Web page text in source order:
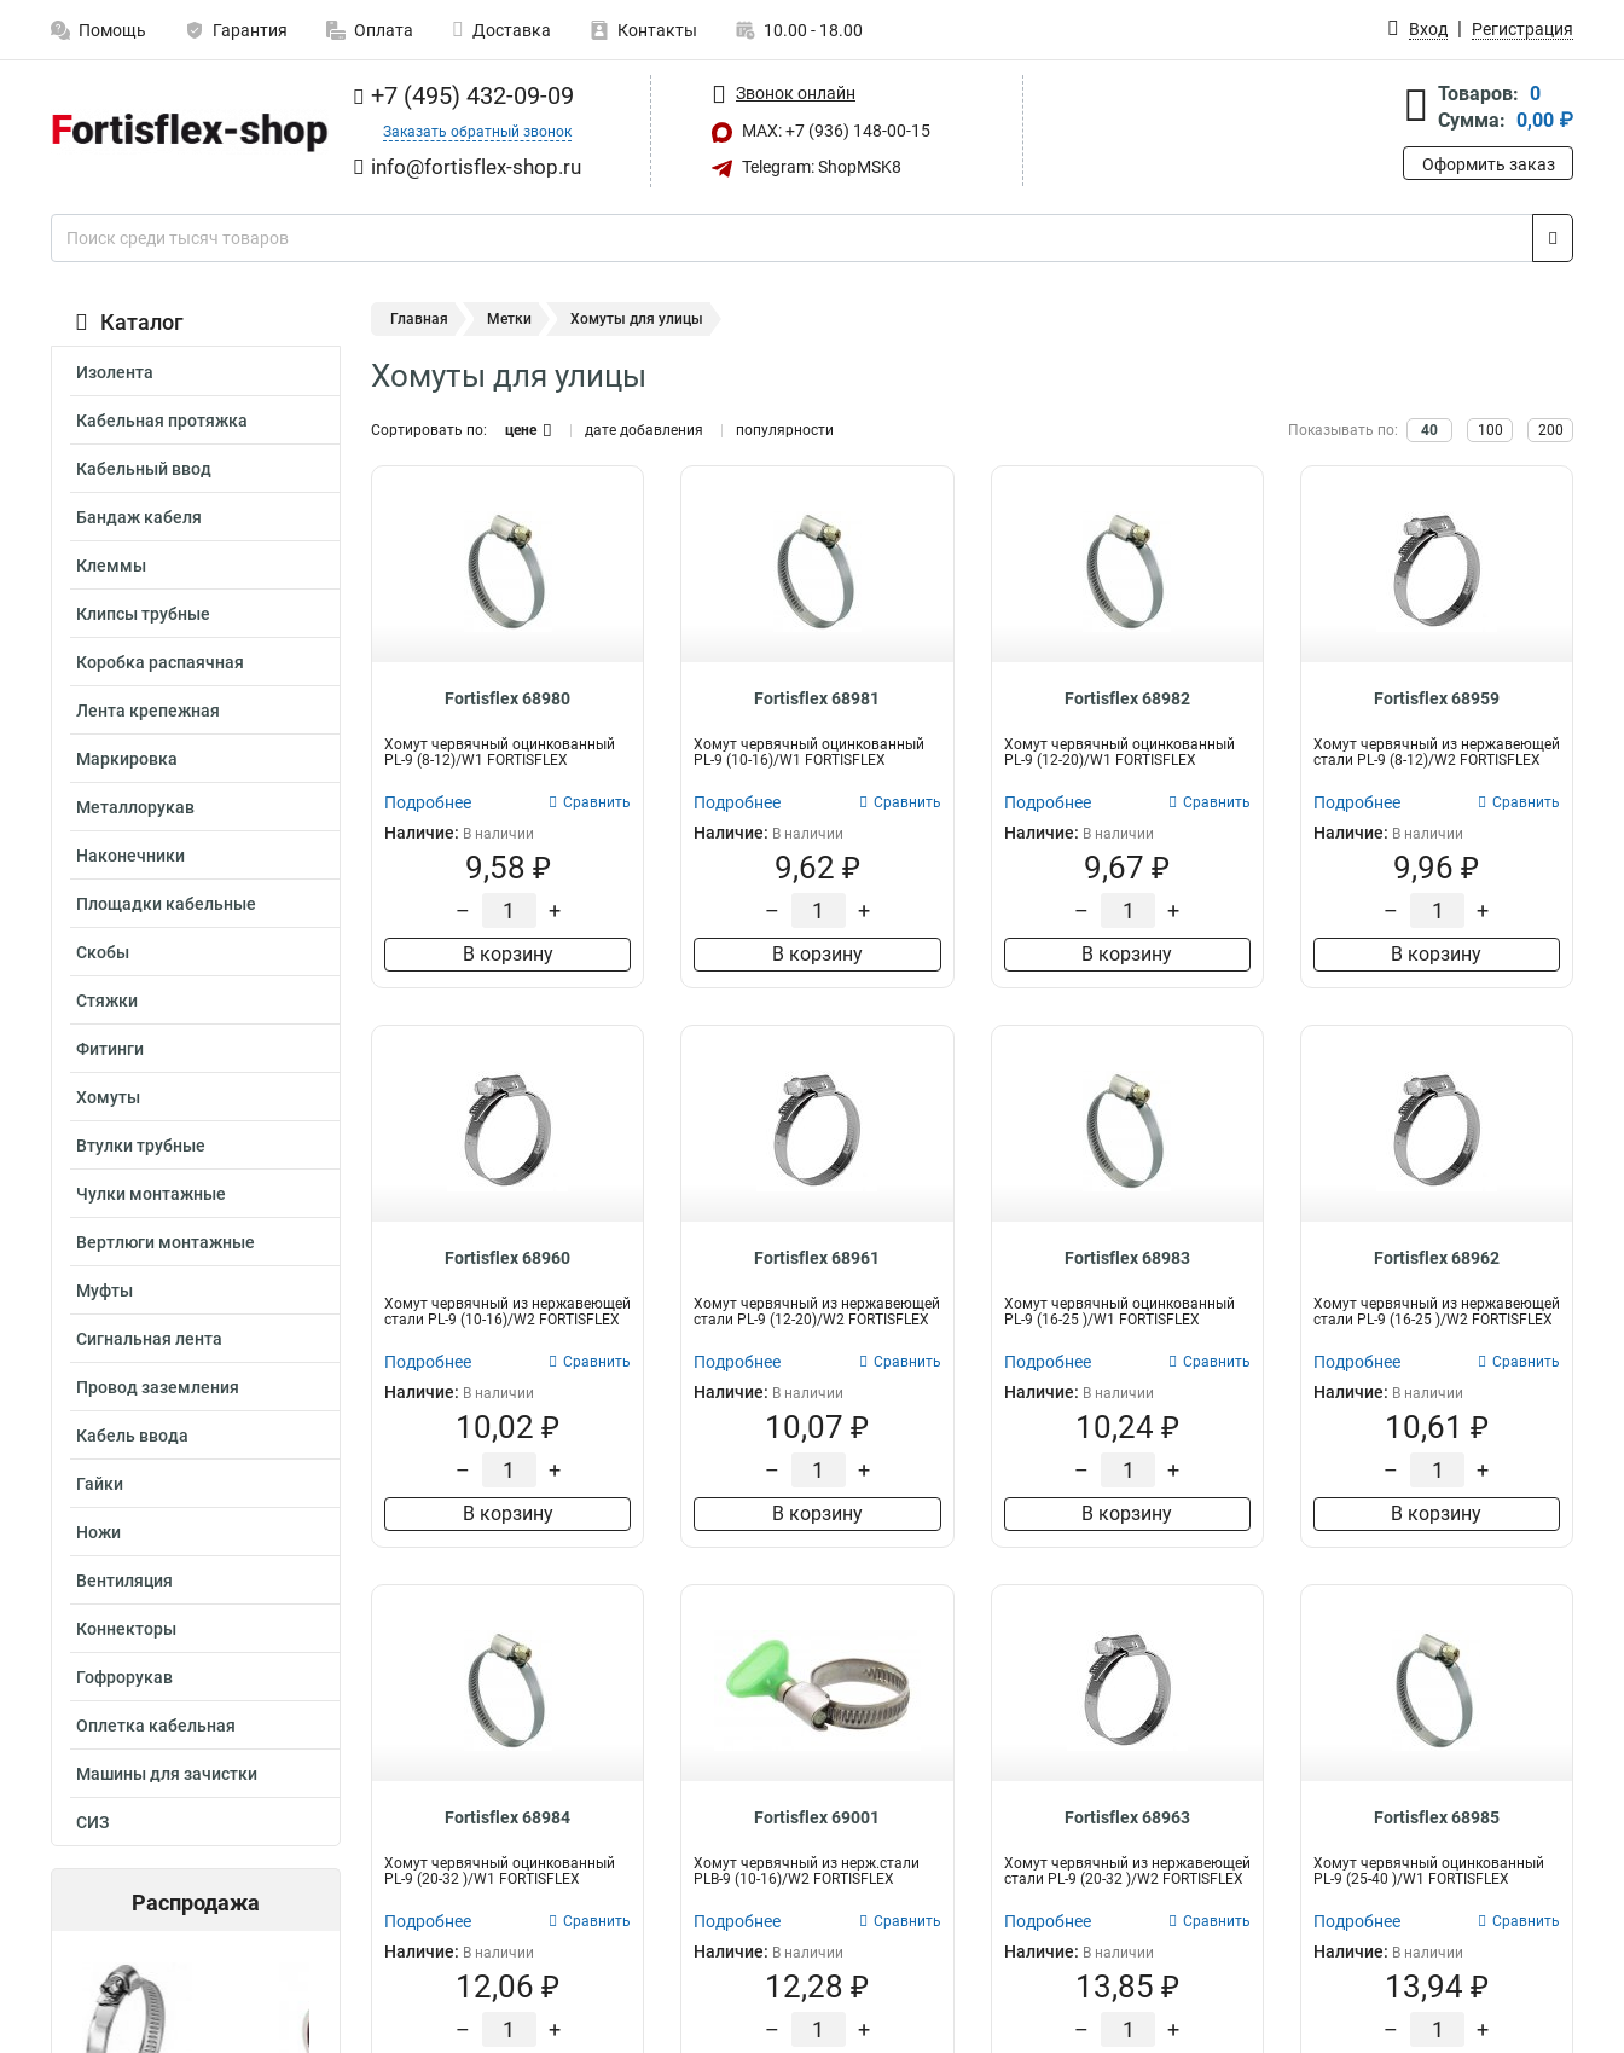
Помощь Гарантия Оплата Доставка Контакты 10.00 - 18.00 Вход Регистрация
+7 (495) 432-09-09
Заказать обратный звонок
info@fortisflex-shop.ru
Звонок онлайн
MAX: +7 (936) 148-00-15
Telegram: ShopMSK8
Товаров: 0
Сумма: 0,00 ₽
Оформить заказ
Каталог
Изолента
Кабельная протяжка
Кабельный ввод
Бандаж кабеля
Клеммы
Клипсы трубные
Коробка распаячная
Лента крепежная
Маркировка
Металлорукав
Наконечники
Площадки кабельные
Скобы
Стяжки
Фитинги
Хомуты
Втулки трубные
Чулки монтажные
Вертлюги монтажные
Муфты
Сигнальная лента
Провод заземления
Кабель ввода
Гайки
Ножи
Вентиляция
Коннекторы
Гофрорукав
Оплетка кабельная
Машины для зачистки
СИЗ
Распродажа
Главная Метки Хомуты для улицы
Хомуты для улицы
Сортировать по: цене дате добавления популярности Показывать по: 40 100 200
Fortisflex 68980
Хомут червячный оцинкованный
PL-9 (8-12)/W1 FORTISFLEX
Подробнее Сравнить
Наличие: В наличии
9,58 ₽
– +
В корзину
Fortisflex 68981
Хомут червячный оцинкованный
PL-9 (10-16)/W1 FORTISFLEX
Подробнее Сравнить
Наличие: В наличии
9,62 ₽
– +
В корзину
Fortisflex 68982
Хомут червячный оцинкованный
PL-9 (12-20)/W1 FORTISFLEX
Подробнее Сравнить
Наличие: В наличии
9,67 ₽
– +
В корзину
Fortisflex 68959
Хомут червячный из нержавеющей
стали PL-9 (8-12)/W2 FORTISFLEX
Подробнее Сравнить
Наличие: В наличии
9,96 ₽
– +
В корзину
Fortisflex 68960
Хомут червячный из нержавеющей
стали PL-9 (10-16)/W2 FORTISFLEX
Подробнее Сравнить
Наличие: В наличии
10,02 ₽
– +
В корзину
Fortisflex 68961
Хомут червячный из нержавеющей
стали PL-9 (12-20)/W2 FORTISFLEX
Подробнее Сравнить
Наличие: В наличии
10,07 ₽
– +
В корзину
Fortisflex 68983
Хомут червячный оцинкованный
PL-9 (16-25 )/W1 FORTISFLEX
Подробнее Сравнить
Наличие: В наличии
10,24 ₽
– +
В корзину
Fortisflex 68962
Хомут червячный из нержавеющей
стали PL-9 (16-25 )/W2 FORTISFLEX
Подробнее Сравнить
Наличие: В наличии
10,61 ₽
– +
В корзину
Fortisflex 68984
Хомут червячный оцинкованный
PL-9 (20-32 )/W1 FORTISFLEX
Подробнее Сравнить
Наличие: В наличии
12,06 ₽
– +
Fortisflex 69001
Хомут червячный из нерж.стали
PLB-9 (10-16)/W2 FORTISFLEX
Подробнее Сравнить
Наличие: В наличии
12,28 ₽
– +
Fortisflex 68963
Хомут червячный из нержавеющей
стали PL-9 (20-32 )/W2 FORTISFLEX
Подробнее Сравнить
Наличие: В наличии
13,85 ₽
– +
Fortisflex 68985
Хомут червячный оцинкованный
PL-9 (25-40 )/W1 FORTISFLEX
Подробнее Сравнить
Наличие: В наличии
13,94 ₽
– +